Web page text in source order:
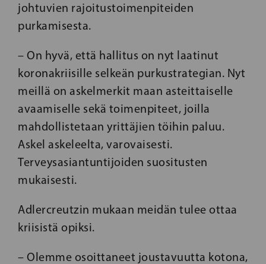
johtuvien rajoitustoimenpiteiden
purkamisesta.
– On hyvä, että hallitus on nyt laatinut
koronakriisille selkeän purkustrategian. Nyt
meillä on askelmerkit maan asteittaiselle
avaamiselle sekä toimenpiteet, joilla
mahdollistetaan yrittäjien töihin paluu.
Askel askeleelta, varovaisesti.
Terveysasiantuntijoiden suositusten
mukaisesti.
Adlercreutzin mukaan meidän tulee ottaa
kriisistä opiksi.
– Olemme osoittaneet joustavuutta kotona,